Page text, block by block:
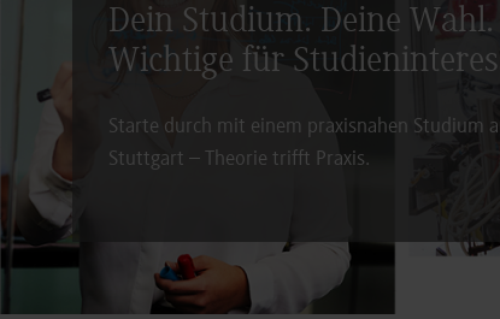
Dein Studium. Deine
Wichtige für
Starte durch mit einem praxisnahen Studium
Stuttgart – Theorie trifft Praxis.